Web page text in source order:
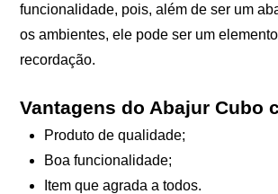
funcionalidade, pois, além de ser um
os ambientes, ele pode ser um
recordação.
Vantagens do Abajur Cubo
Produto de qualidade;
Boa funcionalidade;
Item que agrada a todos.